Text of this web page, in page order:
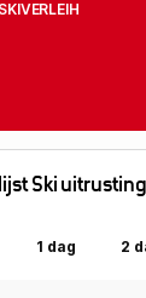
Ski
1 dag 2